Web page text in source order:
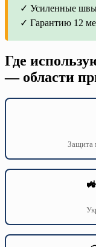
✓ Усиленные швы
✓ Гарантию 12
Где
— области
Защита